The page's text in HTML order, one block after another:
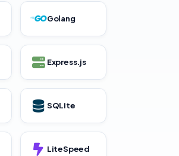
Golang
Express.js
SQLite
LiteSpeed